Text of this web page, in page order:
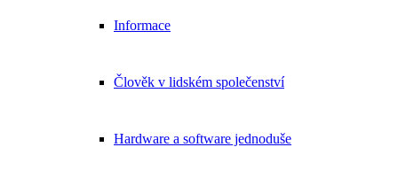
Informace
Člověk v lidském společenství
Hardware a software jednoduše